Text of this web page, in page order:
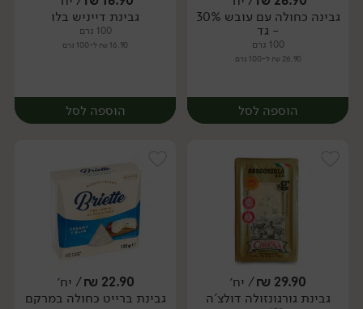
יח׳ יח׳
גבינה כחולה עם עובש 30%
- גד
100 גרם
26.90 ₪ ל-100 גרם
הוספה לסל
יח׳
גבינת דייניש בלו
100 גרם
16.90 ₪ ל-100 גרם
הוספה לסל
יח׳
29.90
₪/ יח׳
גבינת גורגונזולה דולצ'ה
22.90
₪/ יח׳
גבינת ברייט כחולה במרקם